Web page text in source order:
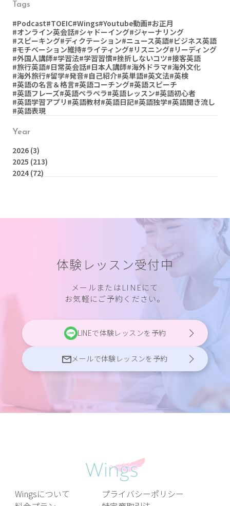
Tags
#Podcast#TOEIC#Wings#Youtube動画#お正月
#オンライン英会話#シャドーイング#ジャーナリング
#スピーキング#ディクテーション#ニュース英語#ビジネス英語
#モチベーション維持#ライティング#リスニング#リーディング
#外国人講師#学習法#学習習慣#挫折しないコツ#接客英語
#旅行英語#日常英会話#日本人講師#海外ドラマ#海外文化
#海外旅行#留学#発音#自己紹介#英単語#英文法#英検
#英語の名言＆格言#英語コーチング#英語スピーチ
#英語フレーズ#英語ペラペラ#英語レッスン#英語初心者
#英語学習アプリ #英語教材#英語日記#英語独学#英語聞き流し
#英語表現
Year
2026 (3)
2025 (213)
2024(72)
体験レッスン受付中
メールまたはLINEにて
お気軽にご予約ください。
LINEで体験レッスンを予約
メールで体験レッスンを予約
Wingsについて
プライバシーポリシー